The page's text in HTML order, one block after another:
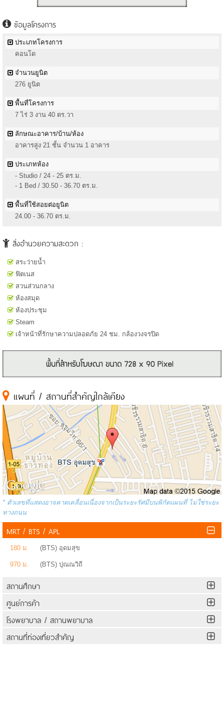
ข้อมูลโครงการ
ประเภทโครงการ
คอนโด
จำนวนยูนิต
276 ยูนิต
พื้นที่โครงการ
7 ไร่ 3 งาน 40 ตร.วา
ลักษณะอาคาร/บ้าน/ห้อง
อาคารสูง 21 ชั้น จำนวน 1 อาคาร
ประเภทห้อง
- Studio / 24 - 25 ตร.ม.
- 1 Bed / 30.50 - 36.70 ตร.ม.
พื้นที่ใช้สอยต่อยูนิต
24.00 - 36.70 ตร.ม.
สิ่งอำนวยความสะดวก :
สระว่ายน้ำ
ฟิตเนส
สวนส่วนกลาง
ห้องสมุด
ห้องประชุม
Steam
เจ้าหน้าที่รักษาความปลอดภัย 24 ชม. กล้องวงจรปิด
แผนที่ / สถานที่สำคัญใกล้เคียง
* ตัวเลขที่แสดงอาจคาดเคลื่อนเนื่องจากเป็นระยะรัศมีบนพิกัดแผนที่ ไม่ใช่ระยะ
ทางถนน
MRT / BTS / APL
180 ม. (BTS) อุดมสุข
970 ม. (BTS) ปุณณวิถี
สถานศึกษา
ศูนย์การค้า
โรงพยาบาล / สถานพยาบาล
สถานที่ท่องเที่ยวสำคัญ